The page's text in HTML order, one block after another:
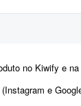
Hotmart já neste final
gerenciar meu tráfego